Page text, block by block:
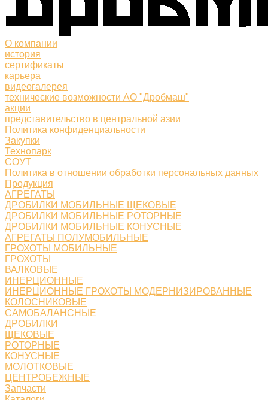
О компании
история
сертификаты
карьера
видеогалерея
технические возможности АО "Дробмаш"
акции
представительство в центральной азии
Политика конфиденциальности
Закупки
Технопарк
СОУТ
Политика в отношении обработки персональных данных
Продукция
АГРЕГАТЫ
ДРОБИЛКИ МОБИЛЬНЫЕ ЩЕКОВЫЕ
ДРОБИЛКИ МОБИЛЬНЫЕ РОТОРНЫЕ
ДРОБИЛКИ МОБИЛЬНЫЕ КОНУСНЫЕ
АГРЕГАТЫ ПОЛУМОБИЛЬНЫЕ
ГРОХОТЫ МОБИЛЬНЫЕ
ГРОХОТЫ
ВАЛКОВЫЕ
ИНЕРЦИОННЫЕ
ИНЕРЦИОННЫЕ ГРОХОТЫ МОДЕРНИЗИРОВАННЫЕ
КОЛОСНИКОВЫЕ
САМОБАЛАНСНЫЕ
ДРОБИЛКИ
ЩЕКОВЫЕ
РОТОРНЫЕ
КОНУСНЫЕ
МОЛОТКОВЫЕ
ЦЕНТРОБЕЖНЫЕ
Запчасти